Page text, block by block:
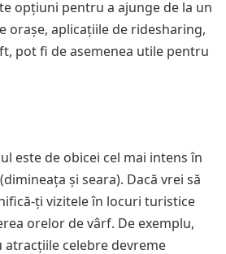
opțiuni pentru a ajunge de la un
orașe, aplicațiile de ridesharing,
pot fi de asemenea utile pentru
este de obicei cel mai intens în
și seara). Dacă vrei să
ți vizitele în locuri turistice
orelor de vârf. De exemplu,
atracțiile celebre devreme